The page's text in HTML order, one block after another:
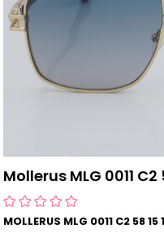
Mollerus MLG 0011
MOLLERUS MLG 0011 C2 58 15